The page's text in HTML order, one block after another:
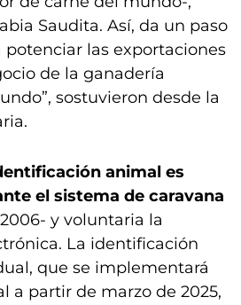
Saudita. Así, da un paso
las exportaciones
de la ganadería
sostuvieron desde la
animal es
el sistema de caravana
y voluntaria la
La identificación
que se implementará
a partir de marzo de 2025,